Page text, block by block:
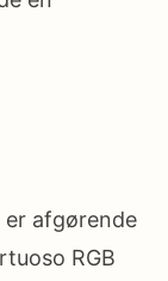
afgørende
RGB